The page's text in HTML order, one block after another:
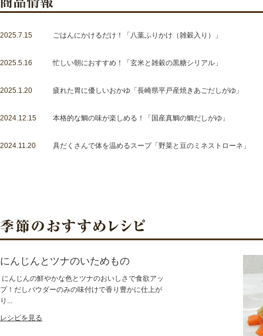
2025.7.15 ごはんにかけるだけ！「八葉ふりかけ（雑穀入り）」
2025.5.16 忙しい朝におすすめ！「玄米と雑穀の黒糖シリアル」
2025.1.20 疲れた胃に優しいおかゆ「長崎県平戸産焼きあごだしがゆ」
2024.12.15 本格的な鯛の味が楽しめる！「国産真鯛の鯛だしがゆ」
2024.11.20 具だくさんで体を温めるスープ「野菜と豆のミネストローネ」
にんじんとツナのいためもの
にんじんの鮮やかな色とツナのおいしさで食欲アッ
プ！だしパウダーのみの味付けで香り豊かに仕上が
り...
レシピを見る